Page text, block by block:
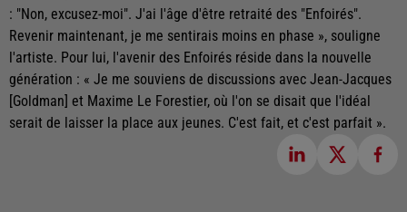
: "Non, excusez-moi". J'ai l'âge d'être retraité des "Enfoirés".
Revenir maintenant, je me sentirais moins en phase », souligne
l'artiste. Pour lui, l'avenir des Enfoirés réside dans la nouvelle
génération : « Je me souviens de discussions avec Jean-Jacques
[Goldman] et Maxime Le Forestier, où l'on se disait que l'idéal
serait de laisser la place aux jeunes. C'est fait, et c'est parfait ».